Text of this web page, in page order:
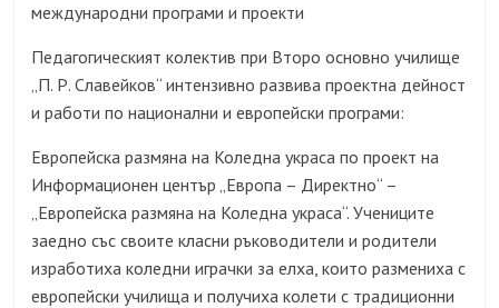
международни програми и проекти
Педагогическият колектив при Второ основно училище
„П. Р. Славейков“ интензивно развива проектна дейност
и работи по национални и европейски програми:
Европейска размяна на Коледна украса по проект на
Информационен център „Европа – Директно“ –
„Европейска размяна на Коледна украса“. Учениците
заедно със своите класни ръководители и родители
изработиха коледни играчки за елха, които размениха с
европейски училища и получиха колети с традиционни